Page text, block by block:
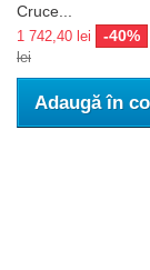
Cruce...
1 742,40 lei -40%
lei
Adaugă în